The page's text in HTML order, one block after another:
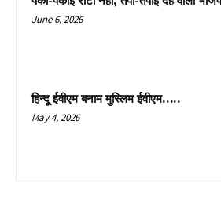
June 6, 2026
हिन्दू ईवीएम बनाम मुस्लिम ईवीएम…..
May 4, 2026